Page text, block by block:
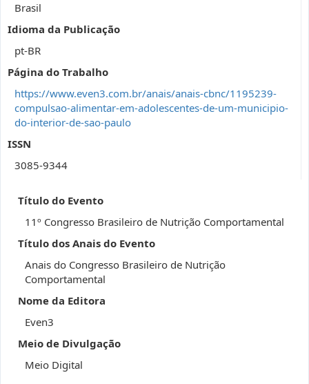
Brasil
Idioma da Publicação
pt-BR
Página do Trabalho
https://www.even3.com.br/anais/anais-cbnc/1195239-
compulsao-alimentar-em-adolescentes-de-um-municipio-
do-interior-de-sao-paulo
ISSN
3085-9344
Título do Evento
11º Congresso Brasileiro de Nutrição Comportamental
Título dos Anais do Evento
Anais do Congresso Brasileiro de Nutrição
Comportamental
Nome da Editora
Even3
Meio de Divulgação
Meio Digital